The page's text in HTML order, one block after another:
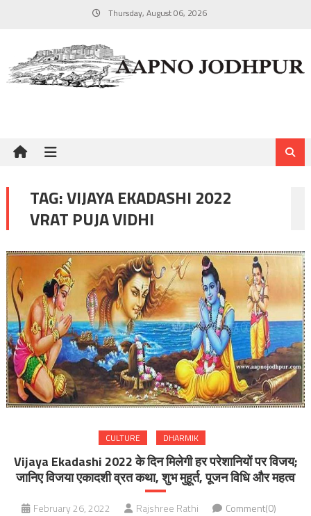
Thursday, August 06, 2026
TAG:VIJAYA EKADASHI 2022
VRAT PUJA VIDHI
CULTURE DHARMIK
Vijaya Ekadashi 2022 के दिन मिलेगी हर परेशानियों पर विजय;
जानिए विजया एकादशी व्रत कथा, शुभ मुहूर्त, पूजन विधि और महत्व
February 26, 2022 Rajshree Rathi Comment(0)